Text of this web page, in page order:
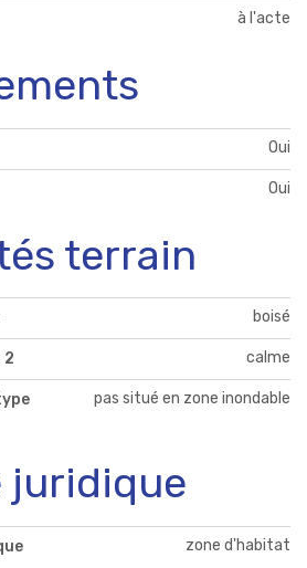
à l'acte
Oui
Oui
terrain
boisé
2 calme
pas situé en zone inondable
juridique
zone d'habitat